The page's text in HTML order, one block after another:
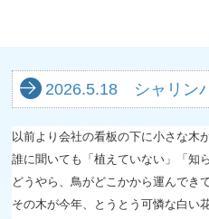
2026.5.18 シャリン
以前より会社の看板の下に小さな木
誰に聞いても「植えていない」「知
どうやら、鳥がどこかから運んでき
その木が今年、とうとう可憐な白い